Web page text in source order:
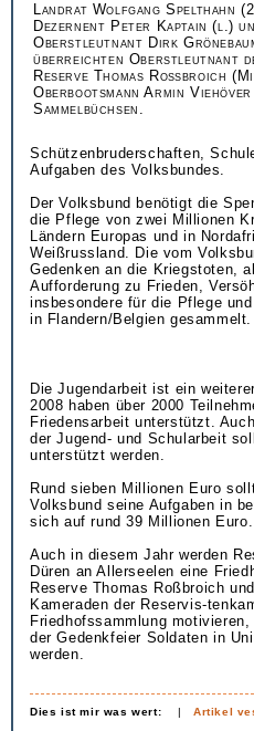
Landrat Wolfgang Spelthahn
Dezernent Peter Kaptain (l.)
Oberstleutnant Dirk
überreichten Oberstleutnant
Reserve Thomas Roßbroich
Oberbootsmann Armin
Sammelbüchsen.
Schützenbruderschaften,
Aufgaben des Volksbundes.
Der Volksbund benötigt die
die Pflege von zwei Millionen
Ländern Europas und in
Weißrussland. Die vom
Gedenken an die Kriegstoten,
Aufforderung zu Frieden,
insbesondere für die Pflege
in Flandern/Belgien gesammelt.
Die Jugendarbeit ist ein
2008 haben über 2000
Friedensarbeit unterstützt.
der Jugend- und Schularbeit
unterstützt werden.
Rund sieben Millionen Euro
Volksbund seine Aufgaben in
sich auf rund 39 Millionen Euro.
Auch in diesem Jahr werden
Düren an Allerseelen eine
Reserve Thomas Roßbroich
Kameraden der Reservis-
Friedhofssammlung
der Gedenkfeier Soldaten in
werden.
Dies ist mir was wert: |Artikel